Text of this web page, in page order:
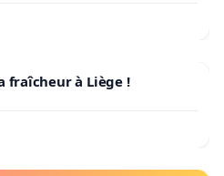
fraîcheur à Liège !